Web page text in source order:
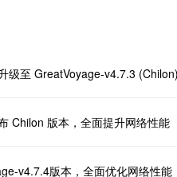
级至 GreatVoyage-v4.7.3
Chilon 版本，全面提升网络性能
v4.7.4版本，全面优化网络性能